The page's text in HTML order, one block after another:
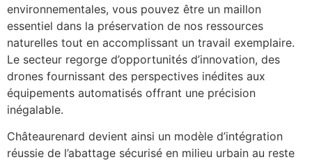
environnementales, vous pouvez être un maillon
essentiel dans la préservation de nos ressources
naturelles tout en accomplissant un travail exemplaire.
Le secteur regorge d’opportunités d’innovation, des
drones fournissant des perspectives inédites aux
équipements automatisés offrant une précision
inégalable.
Châteaurenard devient ainsi un modèle d’intégration
réussie de l’abattage sécurisé en milieu urbain au reste